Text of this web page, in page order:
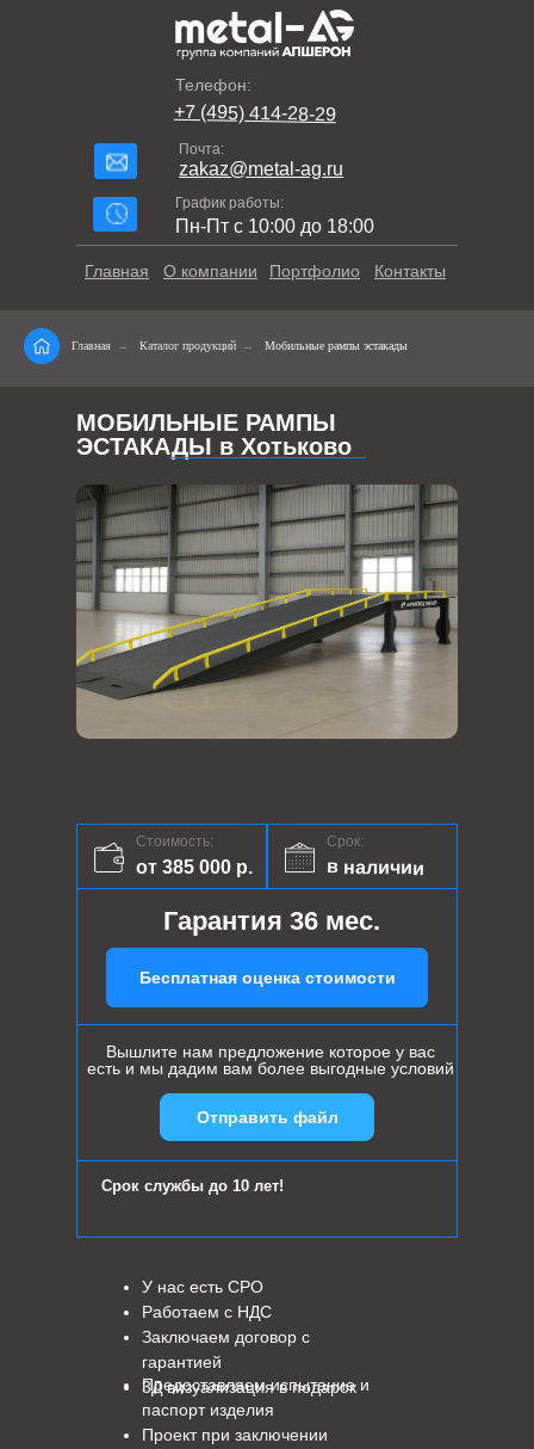
Телефон:
+7 (495) 414-28-29
Почта:
zakaz@metal-ag.ru
График работы:
Пн-Пт с 10:00 до 18:00
Контакты
Портфолио
О компании
Главная
Главная → Каталог продукций → Мобильные рампы эстакады
МОБИЛЬНЫЕ РАМПЫ
ЭСТАКАДЫ в Хотьково
Срок:
в наличии
Стоимость:
от 385 000 р.
Гарантия 36 мес.
Бесплатная оценка стоимости
Вышлите нам предложение которое у вас
есть и мы дадим вам более выгодные условий
Срок службы до 10 лет!
Предоставляем испытание и
паспорт изделия
Проект при заключении
У нас есть СРО
Работаем с НДС
Заключаем договор с
гарантией
3Д визуализация в подарок
Отправить файл